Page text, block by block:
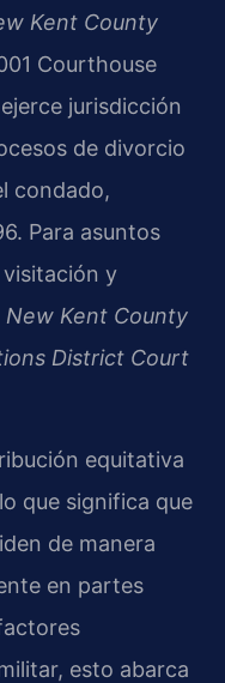
Kent County
Courthouse
jurisdicción
de divorcio
condado,
Para asuntos
y
New Kent County
District Court
equitativa
que significa que
de manera
en partes
esto abarca